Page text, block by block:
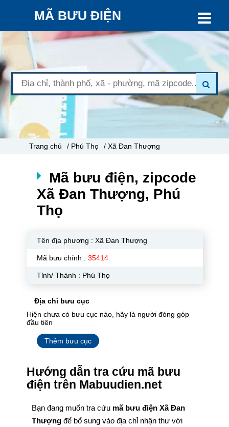
MÃ BƯU ĐIỆN
Trang chủ / Phú Thọ / Xã Đan Thượng
Mã bưu điện, zipcode
Xã Đan Thượng, Phú
Thọ
Tên địa phương : Xã Đan Thượng
Mã bưu chính : 35414
Tỉnh/ Thành : Phú Thọ
Địa chỉ bưu cục
Hiện chưa có bưu cục nào, hãy là người đóng góp
đầu tiên
Thêm bưu cục
Hướng dẫn tra cứu mã bưu
điện trên Mabuudien.net
Bạn đang muốn tra cứu mã bưu điện Xã Đan
Thượng để bổ sung vào địa chỉ nhận thư với